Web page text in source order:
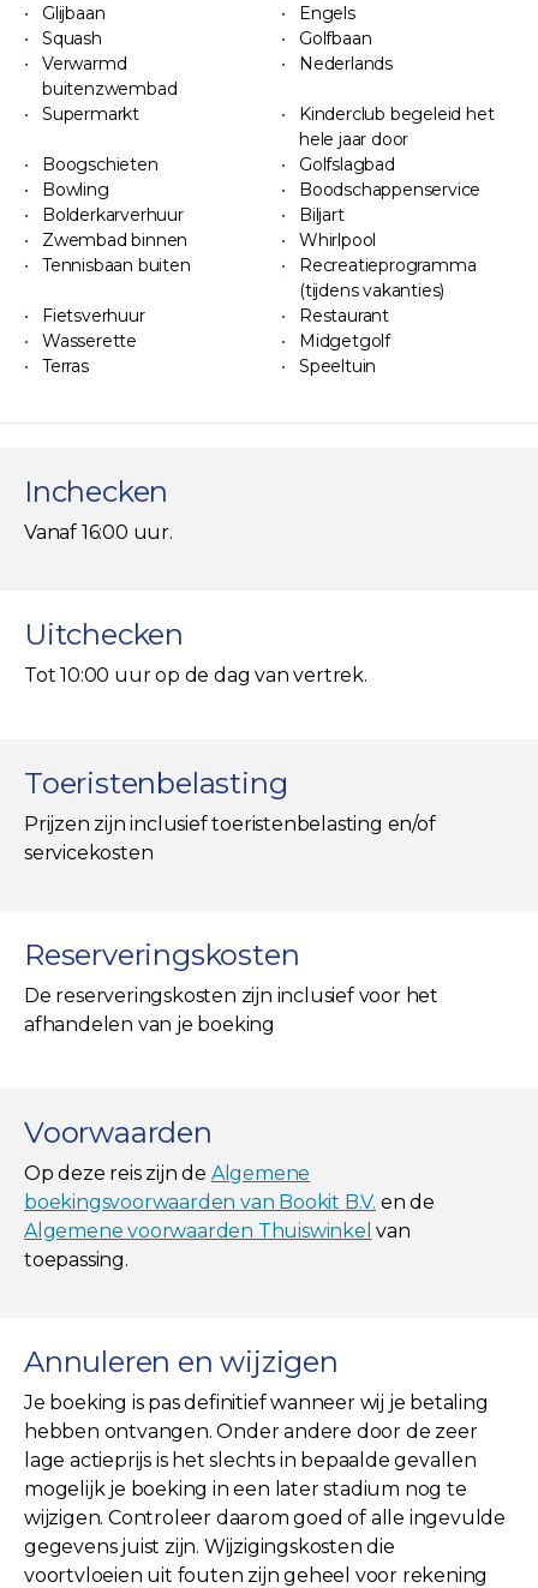
Glijbaan
Engels
Squash
Golfbaan
Verwarmd
buitenzwembad
Nederlands
Supermarkt
Kinderclub begeleid het
hele jaar door
Boogschieten
Golfslagbad
Bowling
Boodschappenservice
Bolderkarverhuur
Biljart
Zwembad binnen
Whirlpool
Tennisbaan buiten
Recreatieprogramma
(tijdens vakanties)
Fietsverhuur
Restaurant
Wasserette
Midgetgolf
Terras
Speeltuin
Inchecken
Vanaf 16:00 uur.
Uitchecken
Tot 10:00 uur op de dag van vertrek.
Toeristenbelasting
Prijzen zijn inclusief toeristenbelasting en/of
servicekosten
Reserveringskosten
De reserveringskosten zijn inclusief voor het
afhandelen van je boeking
Voorwaarden
Op deze reis zijn de Algemene
boekingsvoorwaarden van Bookit B.V. en de
Algemene voorwaarden Thuiswinkel van
toepassing.
Annuleren en wijzigen
Je boeking is pas definitief wanneer wij je betaling
hebben ontvangen. Onder andere door de zeer
lage actieprijs is het slechts in bepaalde gevallen
mogelijk je boeking in een later stadium nog te
wijzigen. Controleer daarom goed of alle ingevulde
gegevens juist zijn. Wijzigingskosten die
voortvloeien uit fouten zijn geheel voor rekening